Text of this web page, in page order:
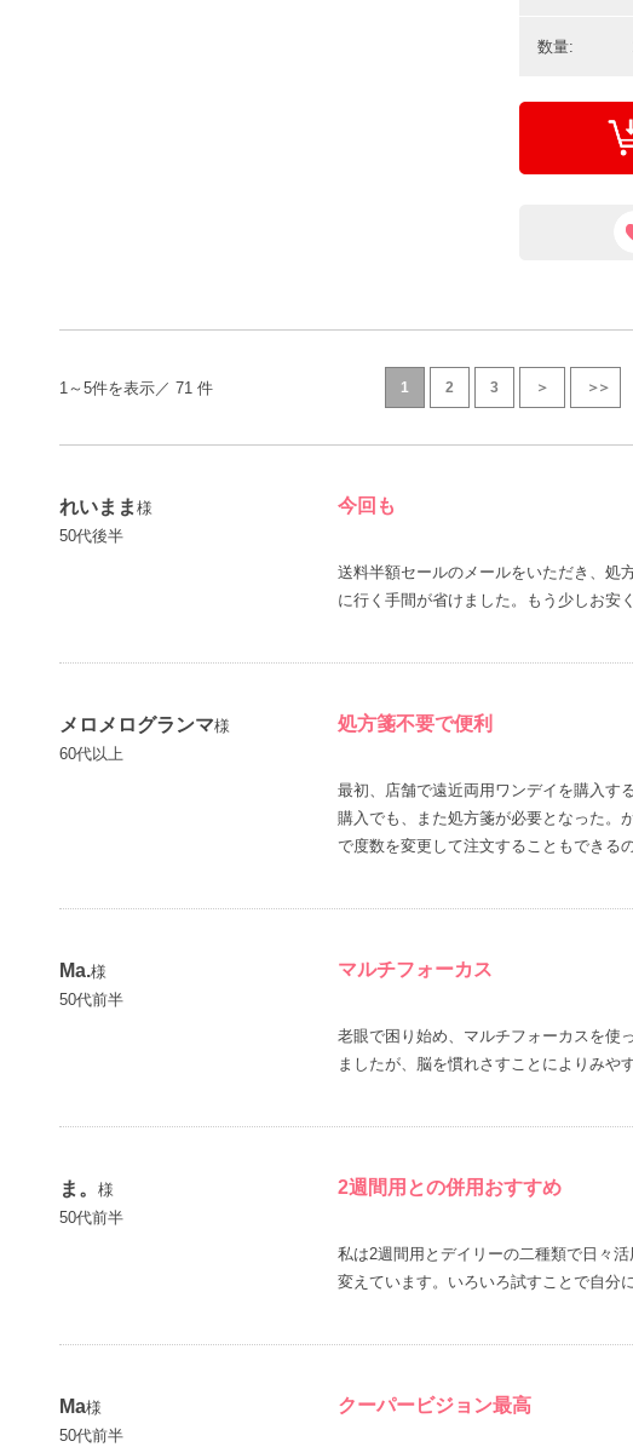
数量:
1～5件を表示／ 71 件 1 2 3 ＞ ＞＞
れいまま 様
50代後半
今回も
送料半額セールのメールをいただき、処
に行く手間が省けました。もう少しお安
メロメログランマ様
60代以上
処方箋不要で便利
最初、店舗で遠近両用ワンデイを購入す
購入でも、また処方箋が必要となった。
で度数を変更して注文することもできる
Ma.様
50代前半
マルチフォーカス
老眼で困り始め、マルチフォーカスを使
ましたが、脳を慣れさすことによりみや
ま。 様
50代前半
2週間用との併用おすすめ
私は2週間用とデイリーの二種類で日々
変えています。いろいろ試すことで自分
Ma様
50代前半
クーパービジョン最高